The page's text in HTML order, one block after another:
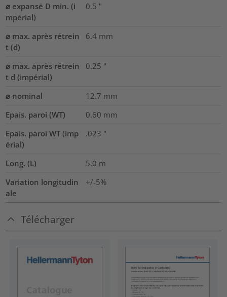
⌀ expansé D min. (i
mpérial)
0.5 "
⌀ max. après rétrein
t (d)
6.4 mm
⌀ max. après rétrein
t d (impérial)
0.25 "
⌀ nominal 12.7 mm
Epais. paroi (WT)
0.60 mm
Epais. paroi WT (imp
érial)
.023 "
Long. (L) 5.0 m
Variation longitudin
ale
+/-5%
Télécharger